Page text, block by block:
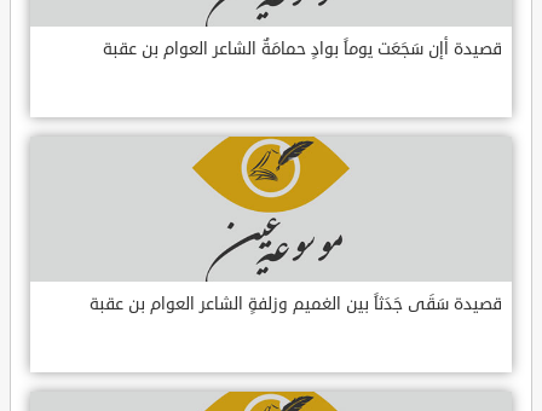
قصيدة أإن سَجَعَت يوماً بوادٍ حمامَةٌ الشاعر العوام بن عقبة
قصيدة سَقَى جَدَثاً بين الغميم وزلفةٍ الشاعر العوام بن عقبة